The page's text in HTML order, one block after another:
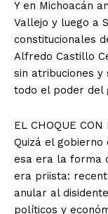
+ Todas las formas
Y en Michoacán
Vallejo y luego a
constitucionales
Alfredo Castillo
sin atribuciones
todo el poder del
EL CHOQUE CON
Quizá el gobierno
esa era la forma
era priista:
anular al
políticos y